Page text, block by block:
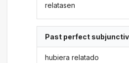
relatasen
Past perfect
hubiera relatado